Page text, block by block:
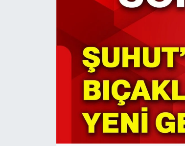
11:11 MANŞET